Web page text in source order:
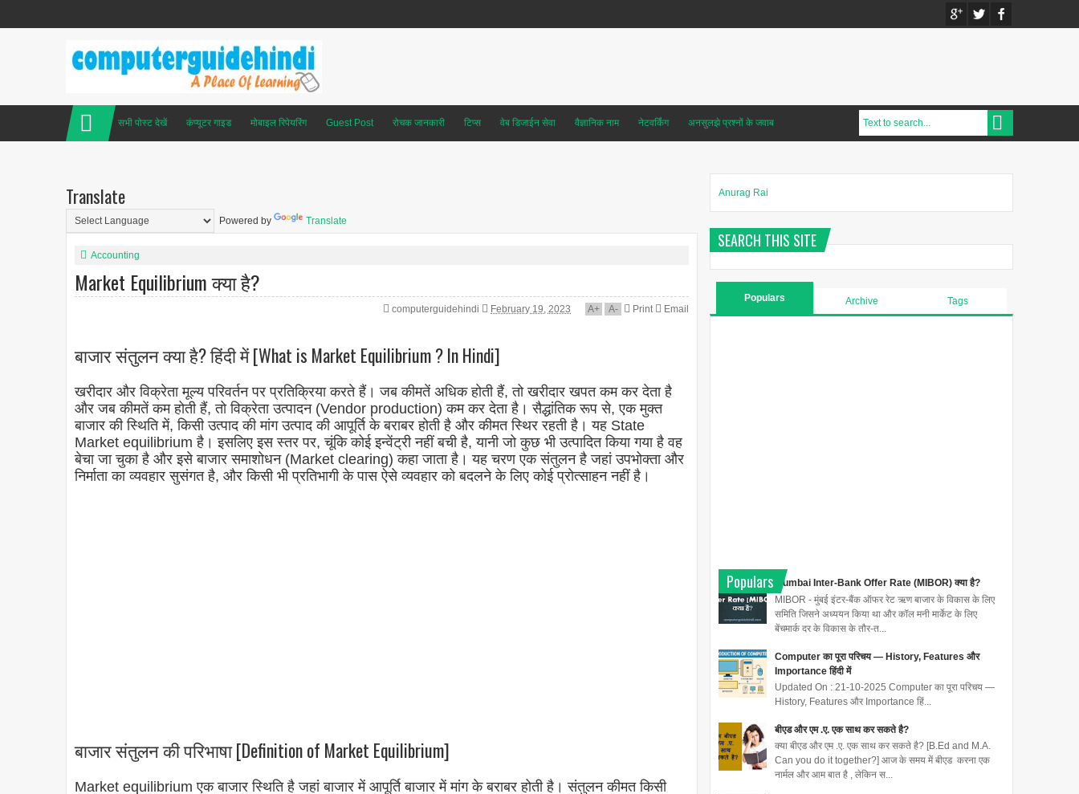
सभी पोस्ट देखें कंप्यूटर गाइड मोबाइल रिपेयरिंग Guest Post रोचक जानकारी टिप्स वेब डिजाईन सेवा वैज्ञानिक नाम नेटवर्किंग अनसुलझे प्रश्नों के जवाब
Translate
Powered by Translate
Accounting
Market Equilibrium क्या है?
computerguidehindi February 19, 2023 A+ A- Print Email
बाजार संतुलन क्या है? हिंदी में [What is Market Equilibrium ? In Hindi]
खरीदार और विक्रेता मूल्य परिवर्तन पर प्रतिक्रिया करते हैं। जब कीमतें अधिक होती हैं, तो खरीदार खपत कम कर देता है
और जब कीमतें कम होती हैं, तो विक्रेता उत्पादन (Vendor production) कम कर देता है। सैद्धांतिक रूप से, एक मुक्त
बाजार की स्थिति में, किसी उत्पाद की मांग उत्पाद की आपूर्ति के बराबर होती है और कीमत स्थिर रहती है। यह State
Market equilibrium है। इसलिए इस स्तर पर, चूंकि कोई इन्वेंट्री नहीं बची है, यानी जो कुछ भी उत्पादित किया गया है वह
बेचा जा चुका है और इसे बाजार समाशोधन (Market clearing) कहा जाता है। यह चरण एक संतुलन है जहां उपभोक्ता और
निर्माता का व्यवहार सुसंगत है, और किसी भी प्रतिभागी के पास ऐसे व्यवहार को बदलने के लिए कोई प्रोत्साहन नहीं है।
बाजार संतुलन की परिभाषा [Definition of Market Equilibrium]
Market equilibrium एक बाजार स्थिति है जहां बाजार में आपूर्ति बाजार में मांग के बराबर होती है। संतुलन कीमत किसी
Anurag Rai
SEARCH THIS SITE
Populars Archive Tags
Populars
Mumbai Inter-Bank Offer Rate (MIBOR) क्या है?
MIBOR - मुंबई इंटर-बैंक ऑफर रेट ऋण बाजार के विकास के लिए
समिति जिसने अध्ययन किया था और कॉल मनी मार्केट के लिए
बेंचमार्क दर के विकास के तौर-त...
Computer का पूरा परिचय — History, Features और
Importance हिंदी में
Updated On : 21-10-2025 Computer का पूरा परिचय —
History, Features और Importance हिं...
बीएड और एम .ए. एक साथ कर सकते है?
क्या बीएड और एम .ए. एक साथ कर सकते है? [B.Ed and M.A.
Can you do it together?] आज के समय में बीएड करना एक
नार्मल और आम बात है , लेकिन स...